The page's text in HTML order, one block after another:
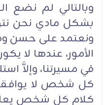
وبالتالي لم نضع
بشكل مادي نحن
ونعتمد على حسن
الأمور، عندها لا
في مسيرتنا، وإلاَّ
كل شخص لا
كلام كل شخص